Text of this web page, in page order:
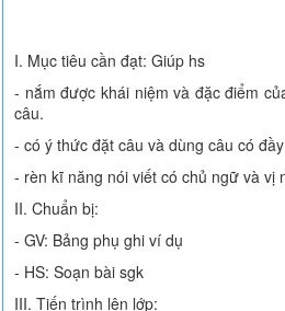
I. Mục tiêu cần đạt: Giúp hs
- nắm được khái niệm và đặc điểm
câu.
- có ý thức đặt câu và dùng câu có
- rèn kĩ năng nói viết có chủ ngữ và vị
II. Chuẩn bị:
- GV: Bảng phụ ghi ví dụ
- HS: Soạn bài sgk
III. Tiến trình lên lớp: